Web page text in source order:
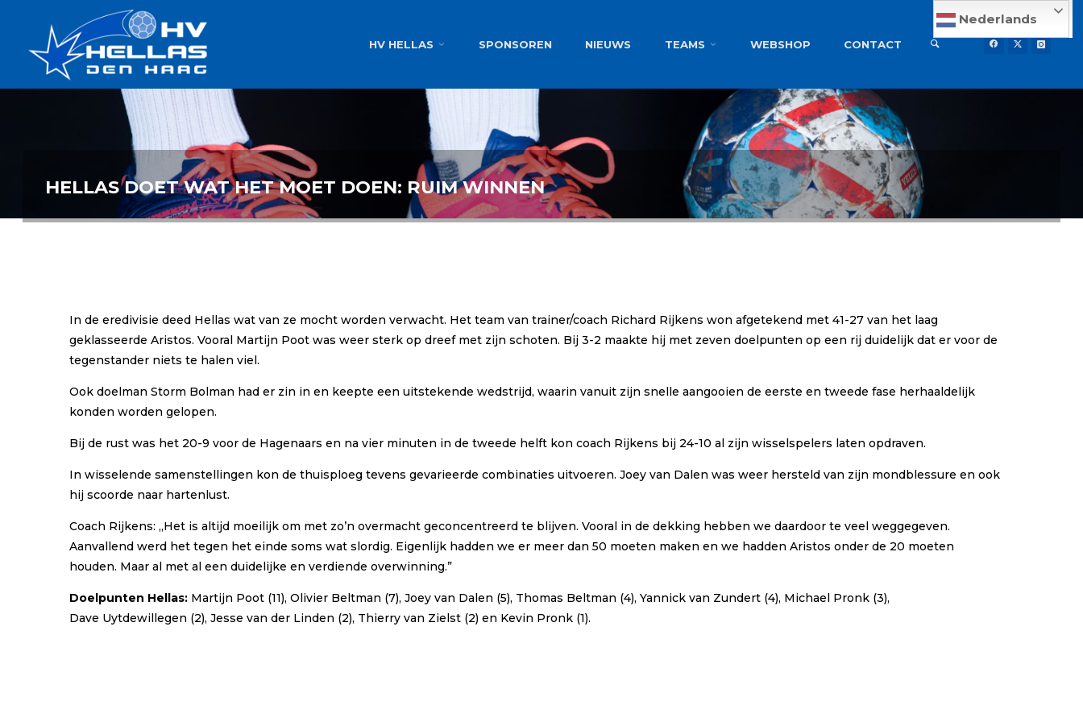
AMBITIE
HV HELLAS SPONSOREN NIEUWS TEAMS WEBSHOP CONTACT
Nederlands
HELLAS DOET WAT HET MOET DOEN: RUIM WINNEN
In de eredivisie deed Hellas wat van ze mocht worden verwacht. Het team van trainer/coach Richard Rijkens won afgetekend met 41-27 van het laag
geklasseerde Aristos. Vooral Martijn Poot was weer sterk op dreef met zijn schoten. Bij 3-2 maakte hij met zeven doelpunten op een rij duidelijk dat er voor de
tegenstander niets te halen viel.
Ook doelman Storm Bolman had er zin in en keepte een uitstekende wedstrijd, waarin vanuit zijn snelle aangooien de eerste en tweede fase herhaaldelijk
konden worden gelopen.
Bij de rust was het 20-9 voor de Hagenaars en na vier minuten in de tweede helft kon coach Rijkens bij 24-10 al zijn wisselspelers laten opdraven.
In wisselende samenstellingen kon de thuisploeg tevens gevarieerde combinaties uitvoeren. Joey van Dalen was weer hersteld van zijn mondblessure en ook
hij scoorde naar hartenlust.
Coach Rijkens: ,,Het is altijd moeilijk om met zo’n overmacht geconcentreerd te blijven. Vooral in de dekking hebben we daardoor te veel weggegeven.
Aanvallend werd het tegen het einde soms wat slordig. Eigenlijk hadden we er meer dan 50 moeten maken en we hadden Aristos onder de 20 moeten
houden. Maar al met al een duidelijke en verdiende overwinning.”
Doelpunten Hellas:Martijn Poot (11), Olivier Beltman (7), Joey van Dalen (5), Thomas Beltman (4), Yannick van Zundert (4), Michael Pronk (3),
Dave Uytdewillegen (2), Jesse van der Linden (2), Thierry van Zielst (2) en Kevin Pronk (1).